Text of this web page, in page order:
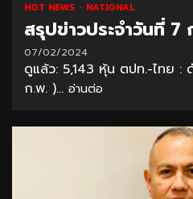
HOT NEWS NATIONAL
สรุปข่าวประจำวันที่
07/02/2024
ดูแล้ว: 5,143 หุ้น ตปท.-ไทย :
ก.พ. )... อ่านต่อ